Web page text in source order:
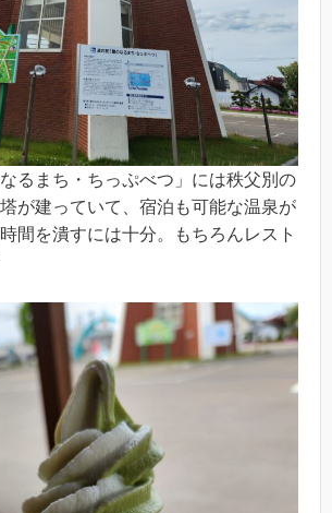
るまち・ちっぷべつ」には秩父別の
が建っていて、宿泊も可能な温泉が
間を潰すには十分。もちろんレスト